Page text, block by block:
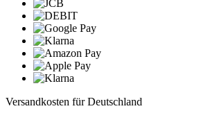
Versandkosten für Deutschland